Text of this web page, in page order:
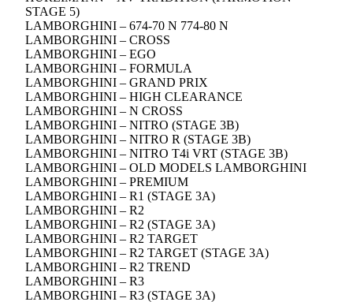
STAGE 5)
LAMBORGHINI – 674-70 N 774-80 N
LAMBORGHINI – CROSS
LAMBORGHINI – EGO
LAMBORGHINI – FORMULA
LAMBORGHINI – GRAND PRIX
LAMBORGHINI – HIGH CLEARANCE
LAMBORGHINI – N CROSS
LAMBORGHINI – NITRO (STAGE 3B)
LAMBORGHINI – NITRO R (STAGE 3B)
LAMBORGHINI – NITRO T4i VRT (STAGE 3B)
LAMBORGHINI – OLD MODELS LAMBORGHINI
LAMBORGHINI – PREMIUM
LAMBORGHINI – R1 (STAGE 3A)
LAMBORGHINI – R2
LAMBORGHINI – R2 (STAGE 3A)
LAMBORGHINI – R2 TARGET
LAMBORGHINI – R2 TARGET (STAGE 3A)
LAMBORGHINI – R2 TREND
LAMBORGHINI – R3
LAMBORGHINI – R3 (STAGE 3A)